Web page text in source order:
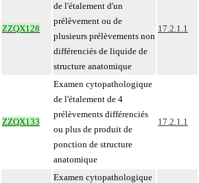
ZZQX128
de l'étalement d'un
prélèvement ou de
plusieurs prélèvements non
différenciés de liquide de
structure anatomique
17.2.1.1
ZZQX133
Examen cytopathologique
de l'étalement de 4
prélèvements différenciés
ou plus de produit de
ponction de structure
anatomique
17.2.1.1
Examen cytopathologique